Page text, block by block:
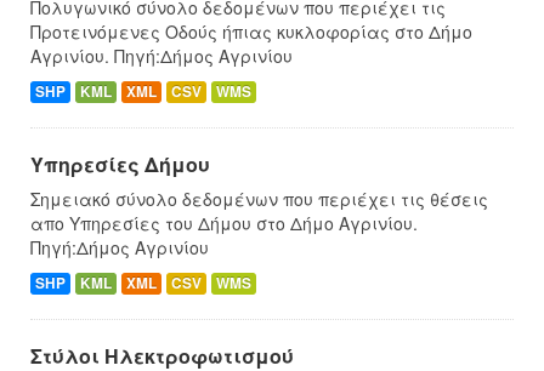
Πολυγωνικό σύνολο δεδομένων που περιέχει τις
Προτεινόμενες Οδούς ήπιας κυκλοφορίας στο Δήμο
Αγρινίου. Πηγή:Δήμος Αγρινίου
SHP KML XML CSV WMS
Υπηρεσίες Δήμου
Σημειακό σύνολο δεδομένων που περιέχει τις θέσεις
απο Υπηρεσίες του Δήμου στο Δήμο Αγρινίου.
Πηγή:Δήμος Αγρινίου
SHP KML XML CSV WMS
Στύλοι Ηλεκτροφωτισμού